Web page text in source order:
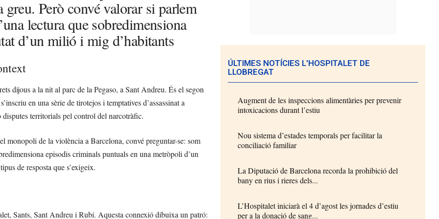
Però convé valorar si parlem
lectura que sobredimensiona
d’un milió i mig d’habitants
dijous a la nit al parc de la Pegaso, a Sant Andreu. És el segon
en una sèrie de tirotejos i temptatives d’assassinat a
territorials pel control del narcotràfic.
monopoli de la violència a Barcelona, convé preguntar-se: som
episodis criminals puntuals en una metròpoli d’un
de resposta que s’exigeix.
Sants, Sant Andreu i Rubí. Aquesta connexió dibuixa un patró:
ÚLTIMES NOTÍCIES L'HOSPITALET DE
LLOBREGAT
Augment de les inspeccions alimentàries per prevenir
intoxicacions durant l’estiu
Nou sistema d’estades temporals per facilitar la
conciliació familiar
La Diputació de Barcelona recorda la prohibició del
bany en rius i rieres dels...
L’Hospitalet iniciarà el 4 d’agost les jornades d’estiu
per a la donació de sang...